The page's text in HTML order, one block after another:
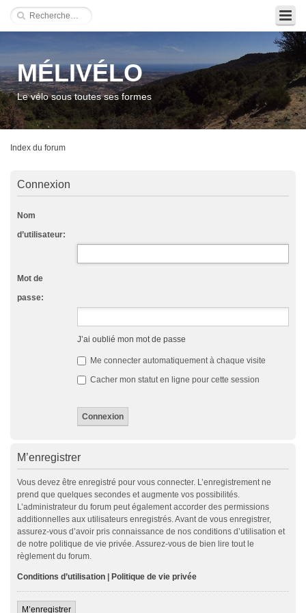
MÉLIVÉLO
Le vélo sous toutes ses formes
Index du forum
Connexion
Nom
d’utilisateur:
Mot de
passe:
J’ai oublié mon mot de passe
Me connecter automatiquement à chaque visite
Cacher mon statut en ligne pour cette session
M’enregistrer
Vous devez être enregistré pour vous connecter. L’enregistrement ne
prend que quelques secondes et augmente vos possibilités.
L’administrateur du forum peut également accorder des permissions
additionnelles aux utilisateurs enregistrés. Avant de vous enregistrer,
assurez-vous d’avoir pris connaissance de nos conditions d’utilisation et
de notre politique de vie privée. Assurez-vous de bien lire tout le
règlement du forum.
Conditions d’utilisation Politique de vie privée
M’enregistrer